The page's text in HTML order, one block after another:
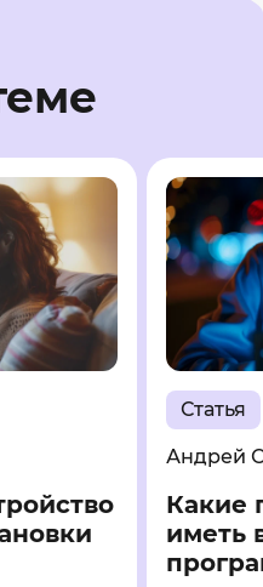
Статья
Андрей
Какие
иметь